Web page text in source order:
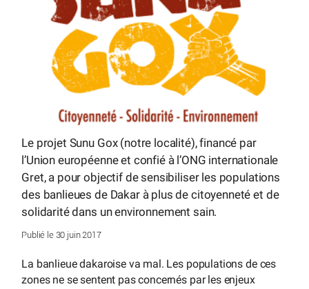
Le projet Sunu Gox (notre localité), financé par
l’Union européenne et confié à l’ONG internationale
Gret, a pour objectif de sensibiliser les populations
des banlieues de Dakar à plus de citoyenneté et de
solidarité dans un environnement sain.
Publié le 30 juin 2017
La banlieue dakaroise va mal. Les populations de ces
zones ne se sentent pas concernés par les enjeux